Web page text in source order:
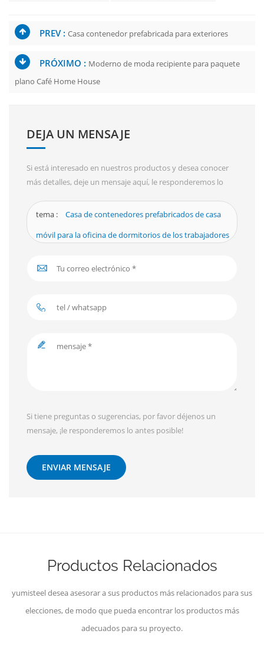
PREV : Casa contenedor prefabricada para exteriores
PRÓXIMO : Moderno de moda recipiente para paquete
plano Café Home House
DEJA UN MENSAJE
Si está interesado en nuestros productos y desea conocer
más detalles, deje un mensaje aquí, le responderemos lo
tema :
Casa de contenedores prefabricados de casa
móvil para la oficina de dormitorios de los trabajadores
Si tiene preguntas o sugerencias, por favor déjenos un
mensaje, ¡le responderemos lo antes posible!
ENVIAR MENSAJE
Productos Relacionados
yumisteel desea asesorar a sus productos más relacionados para sus
elecciones, de modo que pueda encontrar los productos más
adecuados para su proyecto.